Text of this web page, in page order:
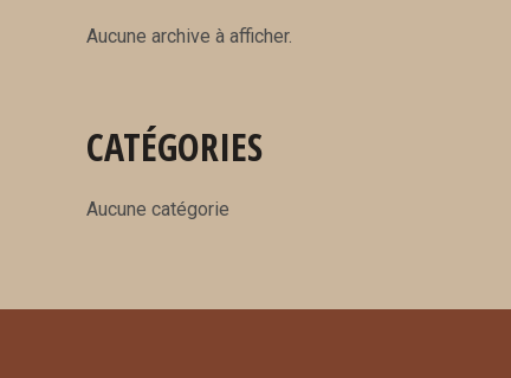
Aucune archive à afficher.
CATÉGORIES
Aucune catégorie